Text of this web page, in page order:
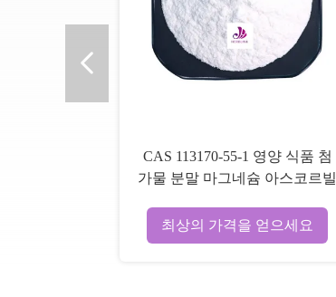
CAS 113170-55-1 영양 식품 첨
가물 분말 마그네슘 아스코르빌
최상의 가격을 얻으세요